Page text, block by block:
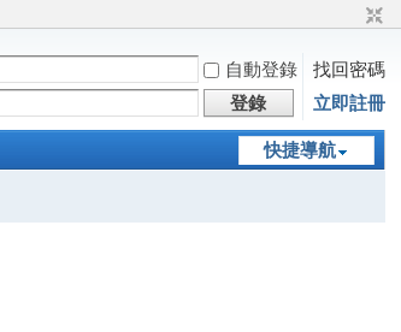
自動登錄
找回密碼
登錄 立即註冊
快捷導航